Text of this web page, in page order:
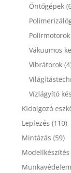
Öntőgépek
Polírmotorok
Vákuumos
Vibrátorok
Vízlágyító
Kidolgozó
Leplezés (110)
Mintázás (59)
Modellkészítés